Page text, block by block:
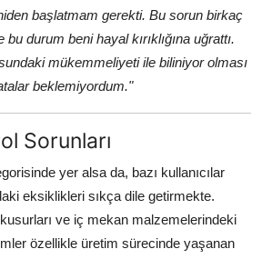
başlatmam gerekti. Bu sorun birkaç
durum beni hayal kırıklığına uğrattı.
mükemmeliyeti ile biliniyor olması
beklemiyordum."
Sorunları
yer alsa da, bazı kullanıcılar
eksiklikleri sıkça dile getirmekte.
ve iç mekan malzemelerindeki
özellikle üretim sürecinde yaşanan